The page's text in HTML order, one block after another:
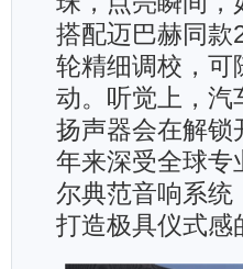
搭配迈巴赫同款
轮精细调校，可
动。听觉上，汽
扬声器会在解锁
年来深受全球专
尔典范音响系统
打造极具仪式感